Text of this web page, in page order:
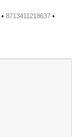
• 8713411218637 •